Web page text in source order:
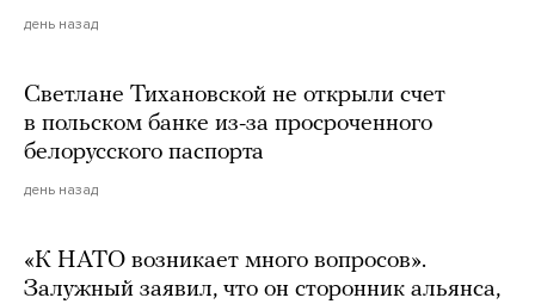
день назад
Светлане Тихановской не открыли счет
в польском банке из-за просроченного
белорусского паспорта
день назад
«К НАТО возникает много вопросов».
Залужный заявил, что он сторонник альянса,